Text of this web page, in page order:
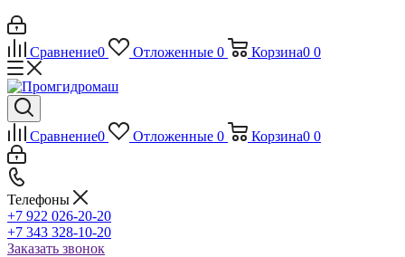
Сравнение0 Отложенные 0 Корзина0 0
Сравнение0 Отложенные 0 Корзина0 0
Телефоны
+7 922 026-20-20
+7 343 328-10-20
Заказать звонок